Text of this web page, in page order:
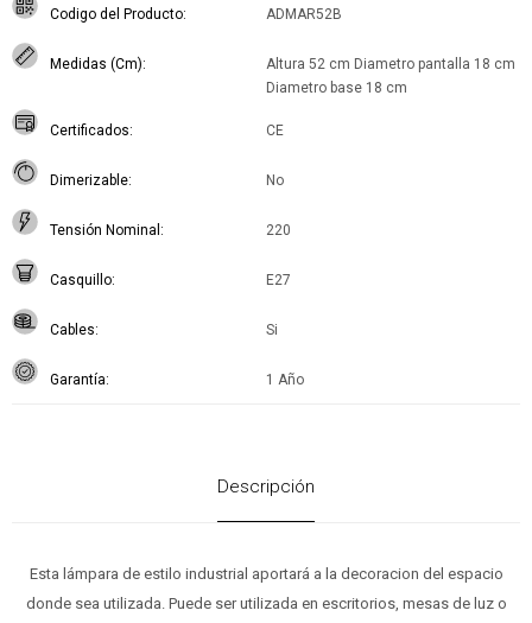
Codigo del Producto ADMAR52B
Medidas (Cm)
Altura 52 cm Diametro pantalla 18 cm
Diametro base 18 cm
Certificados CE
Dimerizable No
Tensión Nominal 220
Casquillo E27
Cables Si
Garantía 1 Año
Descripción
Esta lámpara de estilo industrial aportará a la decoracion del espacio
donde sea utilizada. Puede ser utilizada en escritorios, mesas de luz o